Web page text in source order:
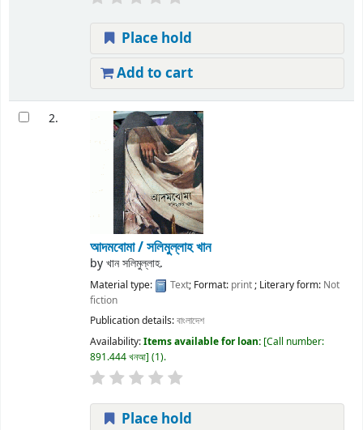
Place hold
Add to cart
2.
আদমবোমা /সলিমুল্লাহ খান
byখান সলিমুল্লাহ.
Material type: Text; Format: print; Literary form: Not
fiction
Publication details:বাংলাদেশ
Availability:Items available for loan: Call number:
891.444 খনআ (1).
Place hold